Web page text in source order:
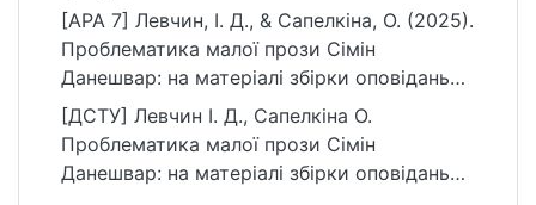
[APA 7] Левчин, І. Д., & Сапелкіна, О. (2025).
Проблематика малої прози Сiмiн
Данешвар: на матеріалі збірки оповідань
«З ким менi привiтатись?». Вісник
Київського національного університету
імені Тараса Шевченка. Східні мови та
літератури, (1(31)), 72–77.
[ДСТУ] Левчин І. Д., Сапелкіна О.
Проблематика малої прози Сiмiн
Данешвар: на матеріалі збірки оповідань